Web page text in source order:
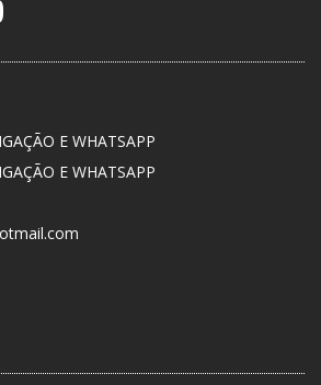
E WHATSAPP
E WHATSAPP